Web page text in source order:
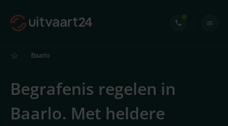
Baarlo
Begrafenis regelen in
Baarlo. Met heldere